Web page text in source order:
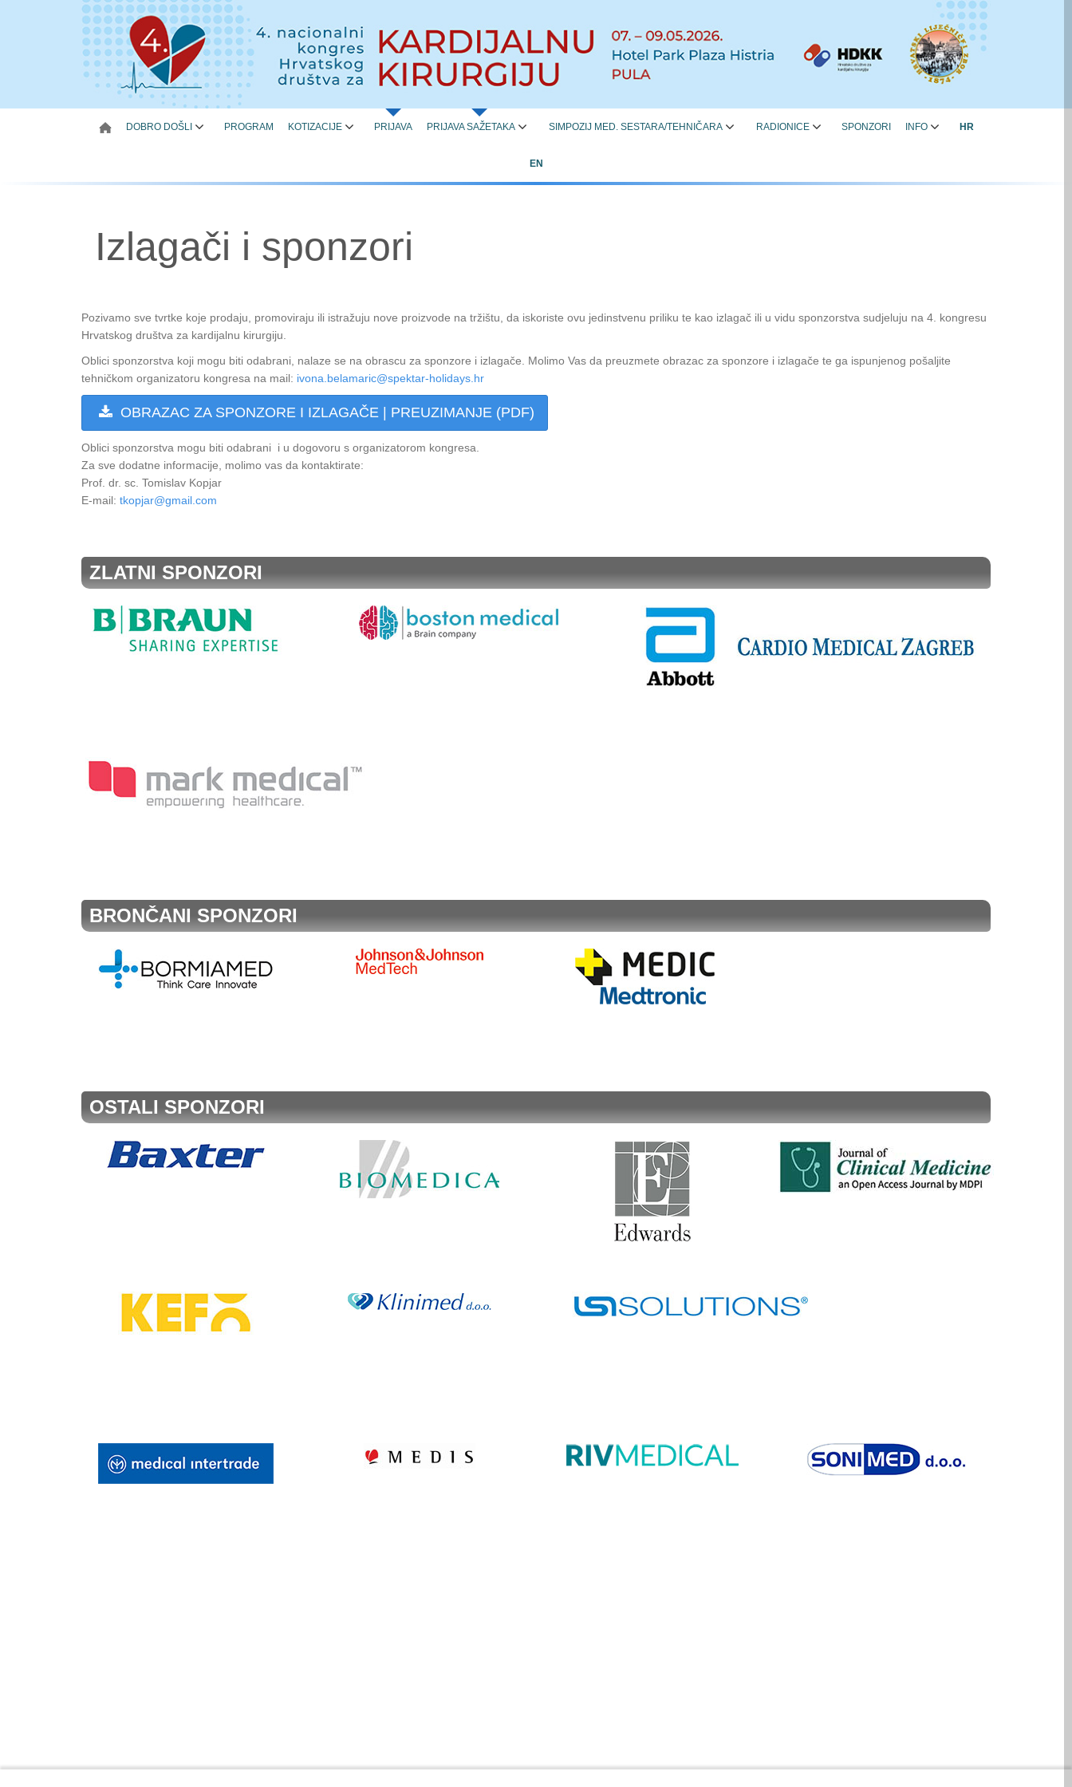
DOBRO DOŠLI PROGRAM KOTIZACIJE PRIJAVA PRIJAVA SAŽETAKA SIMPOZIJ MED. SESTARA/TEHNIČARA RADIONICE SPONZORI INFO HR
EN
Izlagači i sponzori
Pozivamo sve tvrtke koje prodaju, promoviraju ili istražuju nove proizvode na tržištu, da iskoriste ovu jedinstvenu priliku te kao izlagač ili u vidu sponzorstva sudjeluju na 4. kongresu
Hrvatskog društva za kardijalnu kirurgiju.
Oblici sponzorstva koji mogu biti odabrani, nalaze se na obrascu za sponzore i izlagače. Molimo Vas da preuzmete obrazac za sponzore i izlagače te ga ispunjenog pošaljite
tehničkom organizatoru kongresa na mail: ivona.belamaric@spektar-holidays.hr
OBRAZAC ZA SPONZORE I IZLAGAČE | PREUZIMANJE (PDF)
Oblici sponzorstva mogu biti odabrani i u dogovoru s organizatorom kongresa.
Za sve dodatne informacije, molimo vas da kontaktirate:
Prof. dr. sc. Tomislav Kopjar
E-mail: tkopjar@gmail.com
ZLATNI SPONZORI
BRONČANI SPONZORI
OSTALI SPONZORI